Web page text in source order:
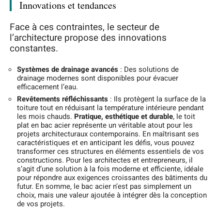
Innovations et tendances
Face à ces contraintes, le secteur de
l’architecture propose des innovations
constantes.
Systèmes de drainage avancés : Des solutions de
drainage modernes sont disponibles pour évacuer
efficacement l’eau.
Revêtements réfléchissants : Ils protègent la surface de la
toiture tout en réduisant la température intérieure pendant
les mois chauds. Pratique, esthétique et durable, le toit
plat en bac acier représente un véritable atout pour les
projets architecturaux contemporains. En maîtrisant ses
caractéristiques et en anticipant les défis, vous pouvez
transformer ces structures en éléments essentiels de vos
constructions. Pour les architectes et entrepreneurs, il
s’agit d’une solution à la fois moderne et efficiente, idéale
pour répondre aux exigences croissantes des bâtiments du
futur. En somme, le bac acier n’est pas simplement un
choix, mais une valeur ajoutée à intégrer dès la conception
de vos projets.